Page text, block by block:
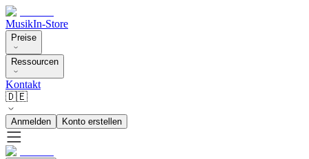
MusikIn-Store
Preise
Ressourcen
Kontakt
🇩🇪
Anmelden Konto erstellen